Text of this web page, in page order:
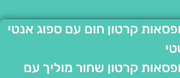
קרטון חום עם ספוג אנטי
קרטון שחור מוליך עם